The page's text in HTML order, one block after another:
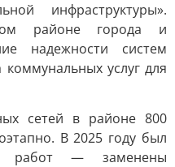
инфраструктуры».
районе города и
надежности систем
услуг для
сетей в районе 800
В 2025 году был
работ — заменены